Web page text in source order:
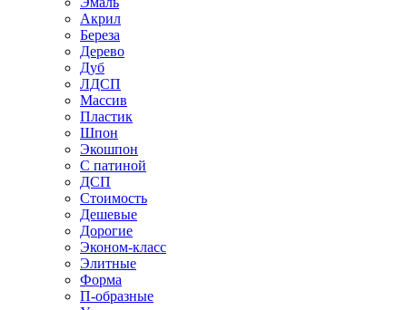
Акрил
Береза
Дерево
Дуб
ЛДСП
Массив
Пластик
Шпон
Экошпон
С патиной
ДСП
Стоимость
Дешевые
Дорогие
Эконом-класс
Элитные
Форма
П-образные